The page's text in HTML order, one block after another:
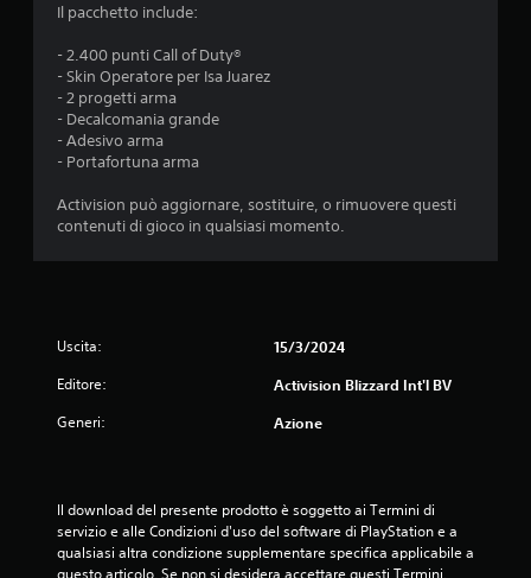
t
e
e
c
i
Il pacchetto include:
- 2.400 punti Call of Duty®
- Skin Operatore per Isa Juarez
- 2 progetti arma
- Decalcomania grande
- Adesivo arma
- Portafortuna arma
Activision può aggiornare, sostituire, o rimuovere questi
contenuti di gioco in qualsiasi momento.
Uscita: 15/3/2024
Editore: Activision Blizzard Int'l BV
Generi: Azione
Il download del presente prodotto è soggetto ai Termini di
servizio e alle Condizioni d'uso del software di PlayStation e a
qualsiasi altra condizione supplementare specifica applicabile a
questo articolo. Se non si desidera accettare questi Termini,